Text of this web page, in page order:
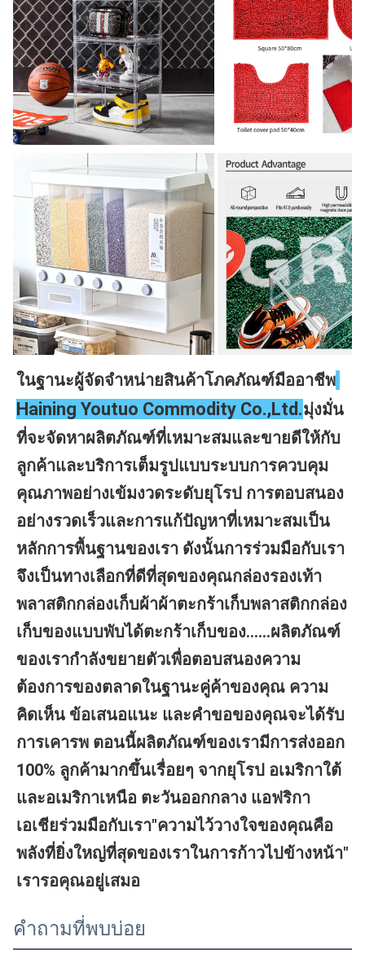
ในฐานะผู้จัดจำหน่ายสินค้าโภคภัณฑ์มืออาชีพ
Haining Youtuo Commodity Co.,Ltd.มุ่งมั่น
ที่จะจัดหาผลิตภัณฑ์ที่เหมาะสมและขายดีให้กับ
ลูกค้าและบริการเต็มรูปแบบระบบการควบคุม
คุณภาพอย่างเข้มงวดระดับยุโรป การตอบสนอง
อย่างรวดเร็วและการแก้ปัญหาที่เหมาะสมเป็น
หลักการพื้นฐานของเรา ดังนั้นการร่วมมือกับเรา
จึงเป็นทางเลือกที่ดีที่สุดของคุณกล่องรองเท้า
พลาสติกกล่องเก็บผ้าผ้าตะกร้าเก็บพลาสติกกล่อง
เก็บของแบบพับได้ตะกร้าเก็บของ......ผลิตภัณฑ์
ของเรากำลังขยายตัวเพื่อตอบสนองความ
ต้องการของตลาดในฐานะคู่ค้าของคุณ ความ
คิดเห็น ข้อเสนอแนะ และคำขอของคุณจะได้รับ
การเคารพ ตอนนี้ผลิตภัณฑ์ของเรามีการส่งออก
100% ลูกค้ามากขึ้นเรื่อยๆ จากยุโรป อเมริกาใต้
และอเมริกาเหนือ ตะวันออกกลาง แอฟริกา
เอเชียร่วมมือกับเรา"ความไว้วางใจของคุณคือ
พลังที่ยิ่งใหญ่ที่สุดของเราในการก้าวไปข้างหน้า"
เรารอคุณอยู่เสมอ
คำถามที่พบบ่อย